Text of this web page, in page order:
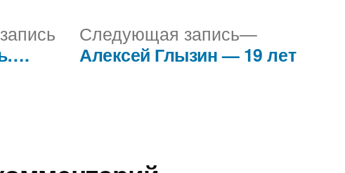
Предыдущая
запись:
Следующая запись
Следующая
запись:
Алексей Глызин — 19 лет